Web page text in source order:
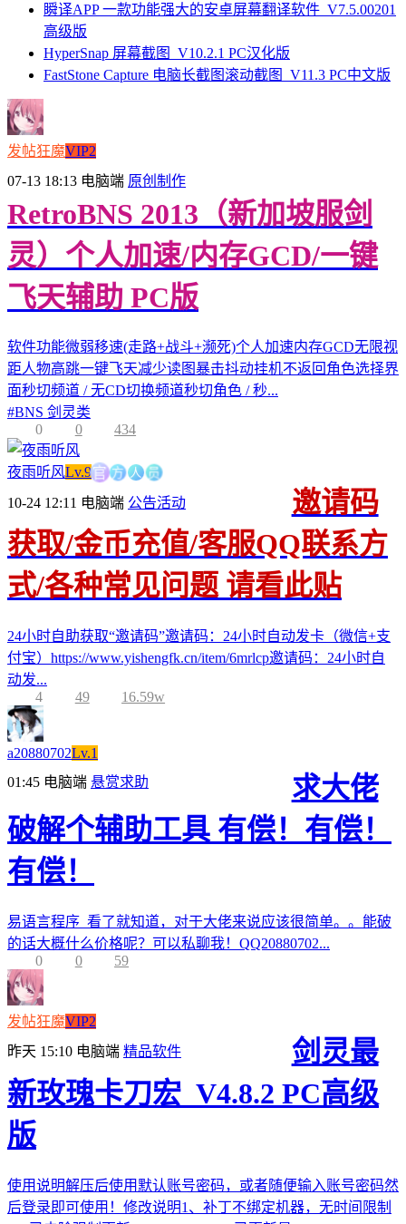
瞬译APP 一款功能强大的安卓屏幕翻译软件_V7.5.00201
高级版
HyperSnap 屏幕截图_V10.2.1 PC汉化版
FastStone Capture 电脑长截图滚动截图_V11.3 PC中文版
发帖狂魔VIP2
07-13 18:13 电脑端 原创制作
RetroBNS 2013（新加坡服剑
灵）个人加速/内存GCD/一键
飞天辅助 PC版
软件功能微弱移速(走路+战斗+濒死)个人加速内存GCD无限视
距人物高跳一键飞天减少读图暴击抖动挂机不返回角色选择界
面秒切频道 / 无CD切换频道秒切角色 / 秒...
#BNS 剑灵类
0
0 434
夜雨听风Lv.9官方人员
10-24 12:11 电脑端 公告活动
邀请码
获取/金币充值/客服QQ联系方
式/各种常见问题 请看此贴
24小时自助获取“邀请码”邀请码：24小时自动发卡（微信+支
付宝）https://www.yishengfk.cn/item/6mrlcp邀请码：24小时自
动发...
4
49 16.59w
a20880702Lv.1
01:45 电脑端 悬赏求助
求大佬
破解个辅助工具 有偿！有偿！
有偿！
易语言程序 看了就知道，对于大佬来说应该很简单。。能破
的话大概什么价格呢？可以私聊我！QQ20880702...
0
0 59
发帖狂魔VIP2
昨天 15:10 电脑端 精品软件
剑灵最
新玫瑰卡刀宏_V4.8.2 PC高级
版
使用说明解压后使用默认账号密码，或者随便输入账号密码然
后登录即可使用！修改说明1、补丁不绑定机器，无时间限制